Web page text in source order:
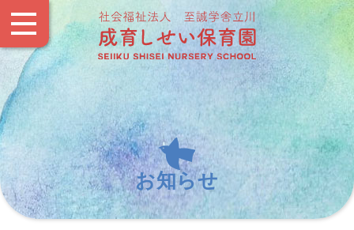
お知らせ